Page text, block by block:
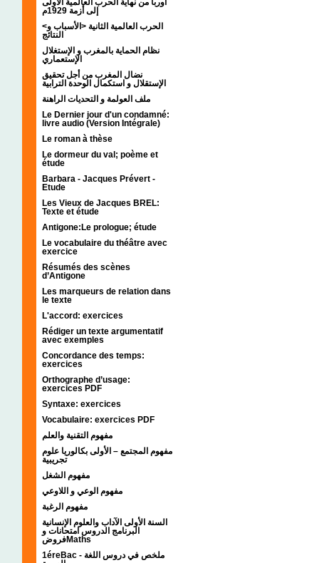
أوربا من نهاية الحرب العالمية الأولى
إلى أزمة 1929م
<الحرب العالمية الثانية <الأسباب و
النتائج
نظام الحماية بالمغرب و الإستغلال
الإستعماري
نضال المغرب من أجل تحقيق
الإستقلال و استكمال الوحدة الترابية
ملف العولمة و التحديات الراهنة
Le Dernier jour d'un condamné:
livre audio (Version Intégrale)
Le roman à thèse
Le dormeur du val; poème et
étude
Barbara - Jacques Prévert -
Etude
Les Vieux de Jacques BREL:
Texte et étude
Antigone:Le prologue; étude
Le vocabulaire du théâtre avec
exercice
Résumés des scènes
d’Antigone
Les marqueurs de relation dans
le texte
L'accord: exercices
Rédiger un texte argumentatif
avec exemples
Concordance des temps:
exercices
Orthographe d’usage:
exercices PDF
Syntaxe: exercices
Vocabulaire: exercices PDF
مفهوم التقنية والعلم
مفهوم المجتمع – الأولى بكالوريا علوم
تجريبية
مفهوم الشغل
مفهوم الوعي و اللاوعي
مفهوم الرغبة
السنة الأولى الآداب والعلوم الإنسانية
البرنامج الدروس امتحانات و
فروضMaths
1éreBac - ملخص في دروس اللغة